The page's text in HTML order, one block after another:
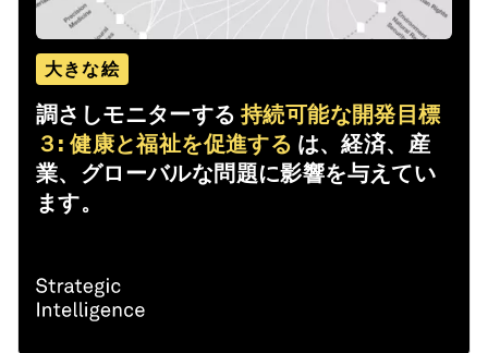
大きな絵
調さしモニターする 持続可能な開発目標
３: 健康と福祉を促進する は、経済、産
業、グローバルな問題に影響を与えてい
ます。